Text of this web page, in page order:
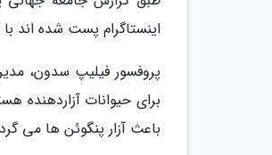
اینستاگرام پست شده اند با افزایش 292 درصدی همراه بوده است که حداقل 40 درصد
پروفسور فیلیپ سدون،
برای حیوانات
باعث آزار پنگوئن ها می